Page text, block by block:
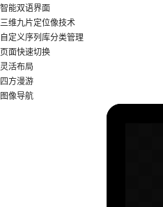
智能双语界面
三维九片定位像技术
自定义序列库分类管理
页面快速切换
灵活布局
四方漫游
图像导航